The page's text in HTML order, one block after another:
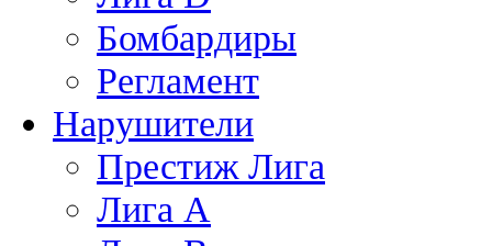
Бомбардиры
Регламент
Нарушители
Престиж Лига
Лига А